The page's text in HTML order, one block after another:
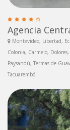
Agencia
Montevideo, Libertad,
Colonia, Carmelo,
Paysandú, Termas de
Tacuarembó